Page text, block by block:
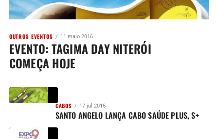
OUTROS EVENTOS 11 maio 2016
EVENTO: TAGIMA DAY NITERÓI
COMEÇA HOJE
CABOS 17 jul 2015
SANTO ANGELO LANÇA CABO SAÚDE PLUS, S+